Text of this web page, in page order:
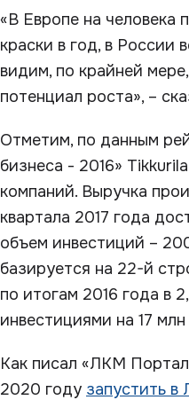
«В Европе на человека
краски в год, в России
видим, по крайней
потенциал роста», –
Отметим, по данным
бизнеса - 2016»
компаний. Выручка
квартала 2017 года
объем инвестиций –
базируется на 22-й
по итогам 2016 года в
инвестициями на 17 млн
Как писал «ЛКМ
2020 году запустить в